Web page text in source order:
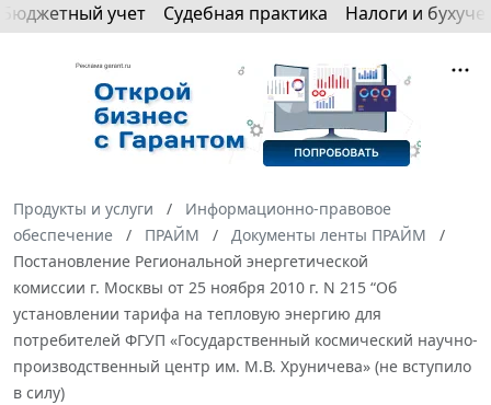
Бюджетный учет Судебная практика Налоги и
Продукты и услуги
Информационно-правовое
обеспечение
ПРАЙМ
Документы ленты ПРАЙМ
Постановление Региональной энергетической
комиссии г. Москвы от 25 ноября 2010 г. N 215 “Об
установлении тарифа на тепловую энергию для
потребителей ФГУП «Государственный космический научно-
производственный центр им. М.В. Хруничева» (не вступило
в силу)